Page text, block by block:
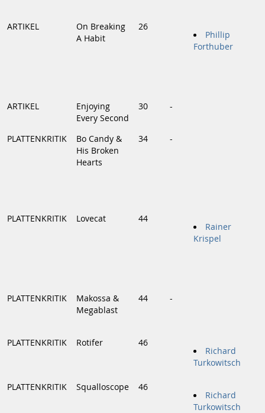
ARTIKEL
On Breaking
A Habit
26
Phillip
Forthuber
ARTIKEL
Enjoying
Every Second
30 -
PLATTENKRITIK
Bo Candy &
His Broken
Hearts
34 -
PLATTENKRITIK Lovecat 44
Rainer
Krispel
PLATTENKRITIK
Makossa &
Megablast
44 -
PLATTENKRITIK Rotifer 46
Richard
Turkowitsch
PLATTENKRITIK Squalloscope 46
Richard
Turkowitsch